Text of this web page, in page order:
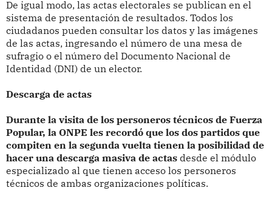
De igual modo, las actas electorales se publican en el
sistema de presentación de resultados. Todos los
ciudadanos pueden consultar los datos y las imágenes
de las actas, ingresando el número de una mesa de
sufragio o el número del Documento Nacional de
Identidad (DNI) de un elector.
Descarga de actas
Durante la visita de los personeros técnicos de Fuerza
Popular, la ONPE les recordó que los dos partidos que
compiten en la segunda vuelta tienen la posibilidad de
hacer una descarga masiva de actas desde el módulo
especializado al que tienen acceso los personeros
técnicos de ambas organizaciones políticas.